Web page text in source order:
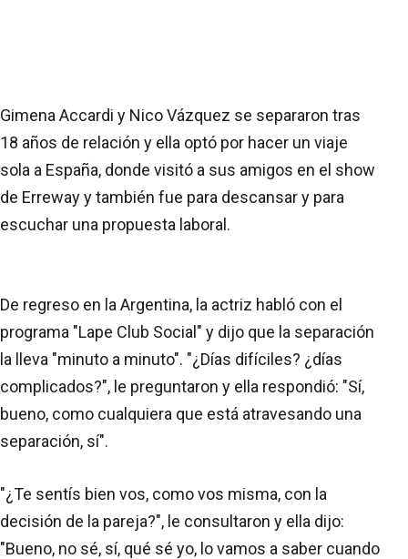
Gimena Accardi y Nico Vázquez se separaron tras
18 años de relación y ella optó por hacer un viaje
sola a España, donde visitó a sus amigos en el show
de Erreway y también fue para descansar y para
escuchar una propuesta laboral.
De regreso en la Argentina, la actriz habló con el
programa "Lape Club Social" y dijo que la separación
la lleva "minuto a minuto". "¿Días difíciles? ¿días
complicados?", le preguntaron y ella respondió: "Sí,
bueno, como cualquiera que está atravesando una
separación, sí".
"¿Te sentís bien vos, como vos misma, con la
decisión de la pareja?", le consultaron y ella dijo:
"Bueno, no sé, sí, qué sé yo, lo vamos a saber cuando